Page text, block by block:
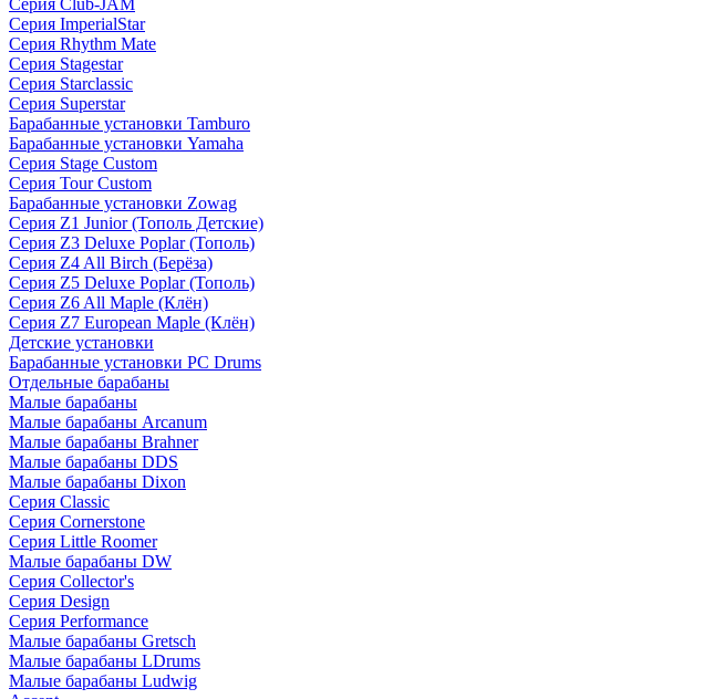
Серия Club-JAM
Серия ImperialStar
Серия Rhythm Mate
Серия Stagestar
Серия Starclassic
Серия Superstar
Барабанные установки Tamburo
Барабанные установки Yamaha
Серия Stage Custom
Серия Tour Custom
Барабанные установки Zowag
Серия Z1 Junior (Тополь Детские)
Серия Z3 Deluxe Poplar (Тополь)
Серия Z4 All Birch (Берёза)
Серия Z5 Deluxe Poplar (Тополь)
Серия Z6 All Maple (Клён)
Серия Z7 European Maple (Клён)
Детские установки
Барабанные установки PC Drums
Отдельные барабаны
Малые барабаны
Малые барабаны Arcanum
Малые барабаны Brahner
Малые барабаны DDS
Малые барабаны Dixon
Серия Classic
Серия Cornerstone
Серия Little Roomer
Малые барабаны DW
Серия Collector's
Серия Design
Серия Performance
Малые барабаны Gretsch
Малые барабаны LDrums
Малые барабаны Ludwig